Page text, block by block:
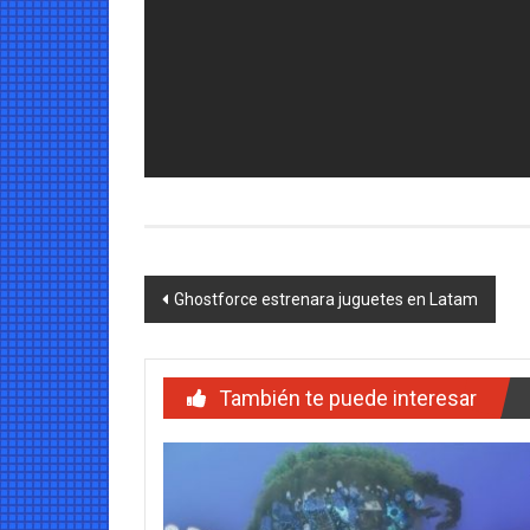
Navegación
entradas
Ghostforce estrenara juguetes en Latam
También te puede interesar